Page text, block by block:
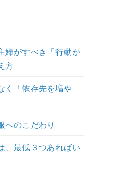
婦がすべき「行動が
方
く「依存先を増や
へのこだわり
、最低３つあればい